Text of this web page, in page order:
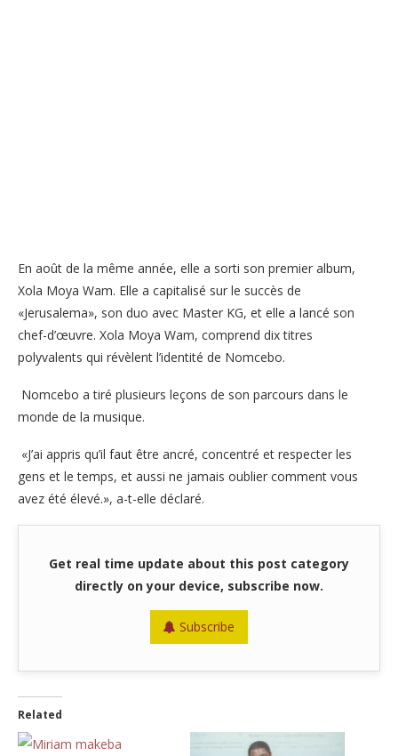
En août de la même année, elle a sorti son premier album,
Xola Moya Wam. Elle a capitalisé sur le succès de
«Jerusalema», son duo avec Master KG, et elle a lancé son
chef-d’œuvre. Xola Moya Wam, comprend dix titres
polyvalents qui révèlent l’identité de Nomcebo.
Nomcebo a tiré plusieurs leçons de son parcours dans le
monde de la musique.
«J’ai appris qu’il faut être ancré, concentré et respecter les
gens et le temps, et aussi ne jamais oublier comment vous
avez été élevé.», a-t-elle déclaré.
Get real time update about this post category
directly on your device, subscribe now.
Subscribe
Related